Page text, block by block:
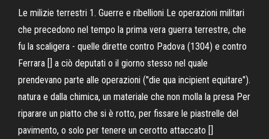
Le milizie terrestri 1. Guerre e ribellioni Le operazioni militari
che precedono nel tempo la prima vera guerra terrestre, che
fu la scaligera - quelle dirette contro Padova (1304) e contro
Ferrara [] a ciò deputati o il giorno stesso nel quale
prendevano parte alle operazioni ("die qua incipient equitare").
natura e dalla chimica, un materiale che non molla la presa Per
riparare un piatto che si è rotto, per fissare le piastrelle del
pavimento, o solo per tenere un cerotto attaccato []